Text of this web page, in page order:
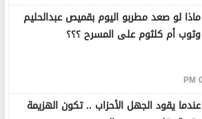
ماذا لو صعد مطربو اليوم بقميص عبدالحليم
وثوب أم كلثوم على المسرح ؟؟؟
عندما يقود الجهل الأحزاب .. تكون الهزيمة